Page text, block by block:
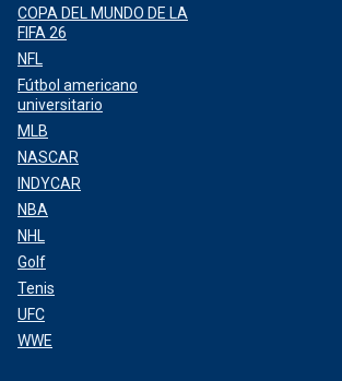
COPA DEL MUNDO DE LA
FIFA 26
NFL
Fútbol americano
universitario
MLB
NASCAR
INDYCAR
NBA
NHL
Golf
Tenis
UFC
WWE